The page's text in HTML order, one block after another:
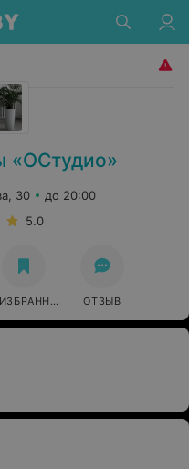
«ОСтудио»
30
до 20:00
5.0
ОТЗЫВ